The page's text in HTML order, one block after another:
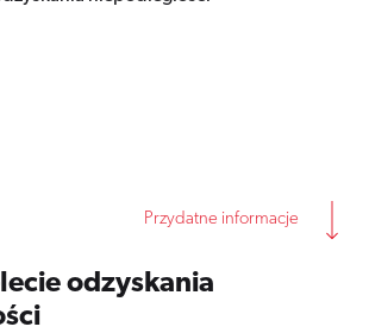
Przydatne informacje
odzyskania